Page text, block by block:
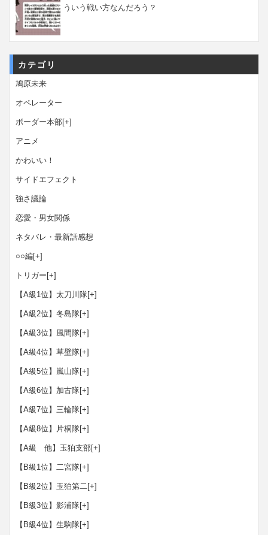
ういう戦い方なんだろう？
カテゴリ
鳩原未来
オペレーター
ボーダー本部[+]
アニメ
かわいい！
サイドエフェクト
強さ議論
恋愛・男女関係
ネタバレ・最新話感想
○○編[+]
トリガー [+]
【A級1位】太刀川隊[+]
【A級2位】冬島隊[+]
【A級3位】風間隊[+]
【A級4位】草壁隊[+]
【A級5位】嵐山隊[+]
【A級6位】加古隊[+]
【A級7位】三輪隊[+]
【A級8位】片桐隊[+]
【A級 他】玉狛支部[+]
【B級1位】二宮隊[+]
【B級2位】玉狛第二[+]
【B級3位】影浦隊[+]
【B級4位】生駒隊[+]